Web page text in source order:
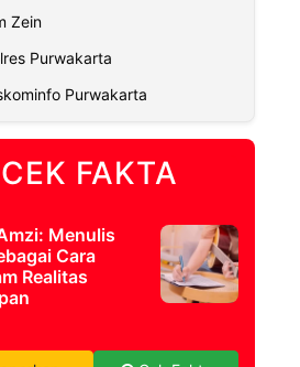
Zein
Purwakarta
Purwakarta
CEK FAKTA
Menulis
Cara
Realitas